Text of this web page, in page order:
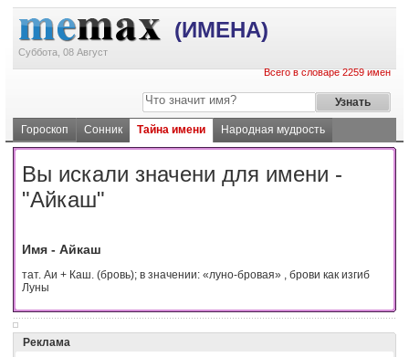
(ИМЕНА)
Суббота, 08 Август
Всего в словаре 2259 имен
Гороскоп Сонник Тайна имени Народная мудрость
Вы искали значени для имени -
"Айкаш"
Имя - Айкаш
тат. Аи + Каш. (бровь); в значении: «луно-бровая» , брови как изгиб
Луны
Реклама